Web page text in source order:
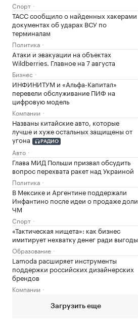
Спорт
ТАСС сообщило о найденных хакерами
документах об ударах ВСУ по
терминалам
Политика
Атаки и эвакуации на объектах
Wildberries. Главное на 7 августа
Бизнес
ИНФИНИТУМ и «Альфа-Капитал»
перевели обслуживание ПИФ на
цифровую модель
Компании
Названы китайские авто, которые
лучше и хуже остальных защищены от
угона
РАДИО
Авто
Глава МИД Польши призвал обсудить
вопрос перехвата ракет над Украиной
Политика
В Мексике и Аргентине поддержали
Инфантино после идеи о продаже доли
ЧМ
Спорт
«Тактическая нищета»: как бизнес
имитирует нехватку денег ради выгоды
Образование
Lamoda расширяет инструменты
поддержки российских дизайнерских
брендов
Компании
Загрузить еще